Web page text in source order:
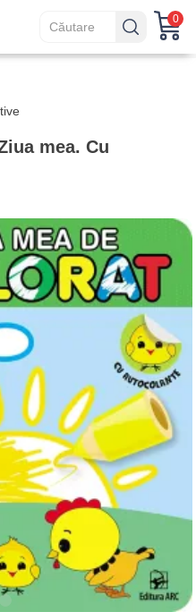
0
mea. Cu